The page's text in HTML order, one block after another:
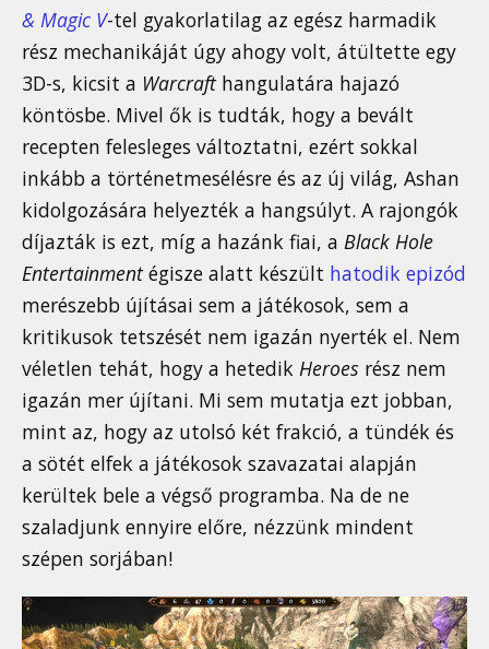
& Magic V-tel gyakorlatilag az egész harmadik
rész mechanikáját úgy ahogy volt, átültette egy
3D-s, kicsit a Warcrafthangulatára hajazó
köntösbe. Mivel ők is tudták, hogy a bevált
recepten felesleges változtatni, ezért sokkal
inkább a történetmesélésre és az új világ, Ashan
kidolgozására helyezték a hangsúlyt. A rajongók
díjazták is ezt, míg a hazánk fiai, a Black Hole
Entertainmentégisze alatt készült hatodik epizód
merészebb újításai sem a játékosok, sem a
kritikusok tetszését nem igazán nyerték el. Nem
véletlen tehát, hogy a hetedik Heroes rész nem
igazán mer újítani. Mi sem mutatja ezt jobban,
mint az, hogy az utolsó két frakció, a tündék és
a sötét elfek a játékosok szavazatai alapján
kerültek bele a végső programba. Na de ne
szaladjunk ennyire előre, nézzünk mindent
szépen sorjában!